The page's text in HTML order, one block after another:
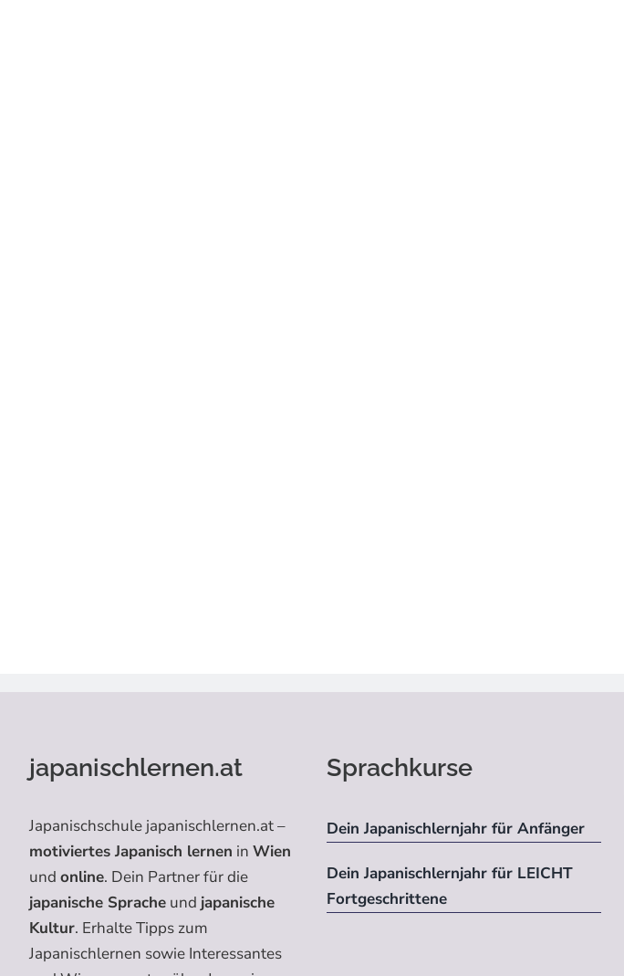
japanischlernen.at
Japanischschule japanischlernen.at –
motiviertes Japanisch lernen in Wien
und online. Dein Partner für die
japanische Spracheund japanische
Kultur. Erhalte Tipps zum
Japanischlernen sowie Interessantes
Sprachkurse
Dein Japanischlernjahr für Anfänger
Dein Japanischlernjahr für LEICHT
Fortgeschrittene